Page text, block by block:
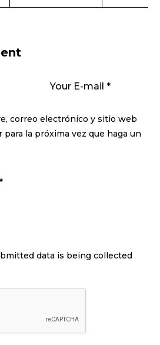
correo electrónico y sitio web
para la próxima vez que haga un
data is being collected